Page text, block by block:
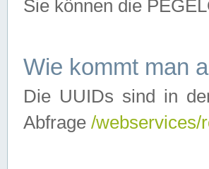
Sie können die
Wie kommt man
Die UUIDs sind in
Abfrage /webservices/